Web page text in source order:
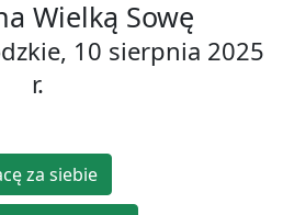
Wielką Sowę
10 sierpnia 2025
r.